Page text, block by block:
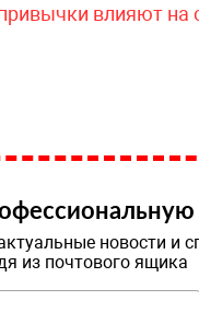
влияют на
новости и
из почтового ящика